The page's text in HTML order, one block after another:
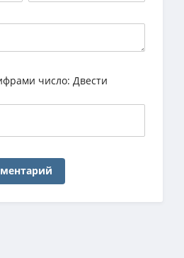
число: Двести